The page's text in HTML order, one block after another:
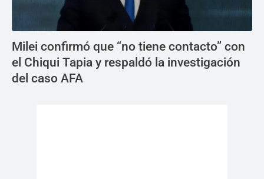
Milei confirmó que “no tiene contacto” con
el Chiqui Tapia y respaldó la investigación
del caso AFA